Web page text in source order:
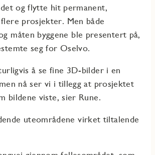
og flytte hit permanent,
prosjekter. Men både
måten byggene ble presentert på,
seg for Oselvo.
å se fine 3D-bilder i en
nå ser vi i tillegg at prosjektet
bildene viste, sier Rune.
uteområdene virket tiltalende